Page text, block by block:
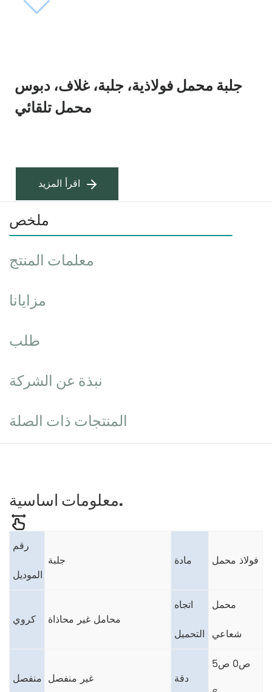
جلبة محمل فولاذية، جلبة، غلاف، دبوس
محمل تلقائي
اقرأ المزيد
ملخص
معلمات المنتج
مزايانا
طلب
نبذة عن الشركة
المنتجات ذات الصلة
معلومات اساسية.
رقم
الموديل
جلبة مادة فولاذ محمل
كروي محامل غير محاذاة
اتجاه
التحميل
محمل
شعاعي
منفصل غير منفصل دقة
ص0 ص5